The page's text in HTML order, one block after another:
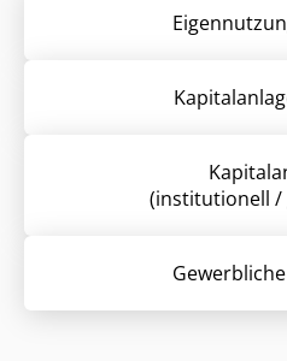
(institutionell /